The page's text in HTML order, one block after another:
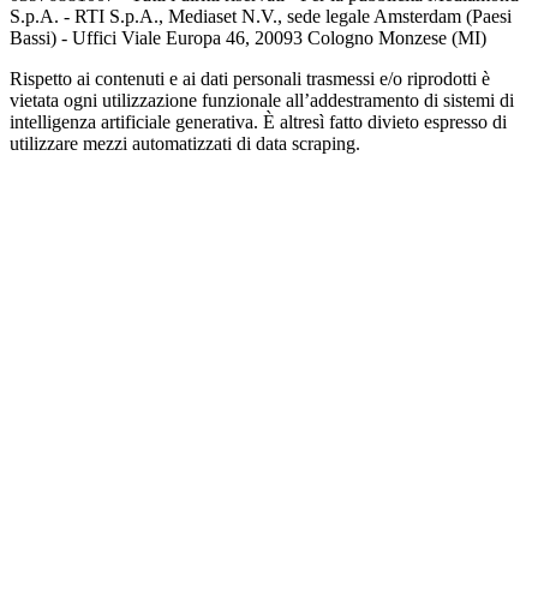
S.p.A. - RTI S.p.A., Mediaset N.V., sede legale Amsterdam (Paesi
Bassi) - Uffici Viale Europa 46, 20093 Cologno Monzese (MI)
Rispetto ai contenuti e ai dati personali trasmessi e/o riprodotti è
vietata ogni utilizzazione funzionale all’addestramento di sistemi di
intelligenza artificiale generativa. È altresì fatto divieto espresso di
utilizzare mezzi automatizzati di data scraping.